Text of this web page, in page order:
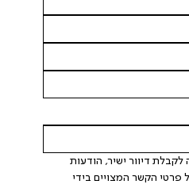
אני מאשר/ת ומסכימ/ה לקבלת דיוור ישיר, הודעות